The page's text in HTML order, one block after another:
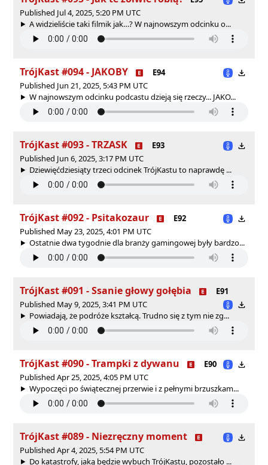
Published Jul 4, 2025, 5:20 PM UTC
A widzieliście taki filmik jak…? W najnowszym odcinku o...
TrójKast #094 - JAKOBY
E94
Published Jun 21, 2025, 5:43 PM UTC
W najnowszym odcinku podcastu dzieją się rzeczy... JAKO...
TrójKast #093 - TRZASK
E93
Published Jun 6, 2025, 3:17 PM UTC
Dziewięćdziesiąty trzeci odcinek TrójKastu to naprawdę ...
TrójKast #092 - Psitakozaur
E92
Published May 23, 2025, 4:01 PM UTC
Ostatnie dwa tygodnie dla branży gamingowej były bardzo...
TrójKast #091 - Ssanie głowy gołębia
E91
Published May 9, 2025, 3:41 PM UTC
Powiadają, że podróże kształcą. Trudno się z tym nie zg...
TrójKast #090 - Trampki z dywanu
E90
Published Apr 25, 2025, 4:05 PM UTC
Wypoczęci po świątecznej przerwie i z pełnymi brzuszkam...
TrójKast #089 - Niezręczny moment
Published Apr 4, 2025, 5:54 PM UTC
Do katastrofy, jaką będzie wybuch TrójKastu, pozostało ...